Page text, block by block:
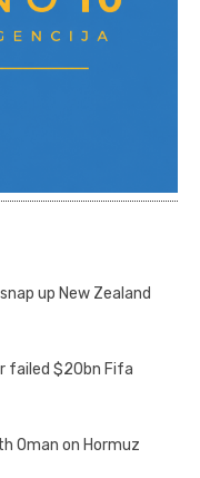
up New Zealand
failed $20bn Fifa
Oman on Hormuz